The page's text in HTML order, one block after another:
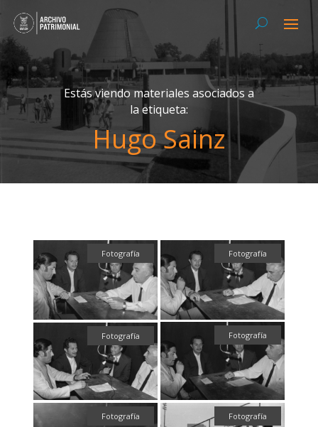
Estás viendo materiales asociados a
la etiqueta:
Hugo Sainz
Fotografía Fotografía
Fotografía
Fotografía
Fotografía Fotografía